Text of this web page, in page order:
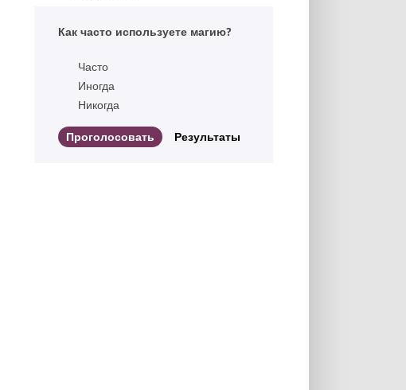
Как часто используете магию?
Часто
Иногда
Никогда
Результаты